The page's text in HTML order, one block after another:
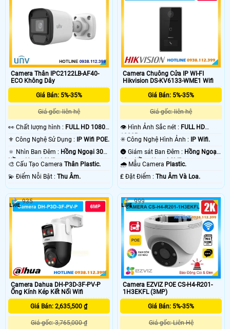
Camera Thân IPC2122LB-AF40-
ECO Không Dây
Giá Bán: 5%-35%
Giá gốc: liên hệ
️👀 Chất lượng hình : FULL HD 1080P
⚜️ Công Nghệ Sử Dụng :
IP Wifi POE.
🔅 Nhìn Ban Đêm : Hồng Ngoại 30m
Hồng Ngoại SMD.
🎨 Cấu Tạo Camera Thân Plastic.
️💫 Điểm Nỗi Bật : Thu Âm.
Camera Chuông Cửa IP WI-FI
Hikvision DS-KV6133-WME1 Wifi
Giá Bán: 5%-35%
Giá gốc: liên hệ
👁 Hình Ảnh Sắc nét : FULL HD
1080P .
✳️ Công Nghệ Hình Ảnh :
IP Wifi.
🌚 Giám sát Ban Đêm : Hồng Ngoại
10m Hồng Ngoại SMD.
🌧️ Mẫu Camera Plastic.
️₤ Đặt Điểm :Thu Âm Và Loa.
Camera Dahua DH-P3D-3F-PV-P
Ống Kính Kép Kết Nối Wifi
Giá Bán: 2,635,500 ₫
Giá gốc: 3,765,000 ₫
935
Camera EZVIZ POE CS-H4-R201-
1H3EKFL (3MP)
Giá Bán: 5%-35%
Giá gốc: Liên Hệ
999